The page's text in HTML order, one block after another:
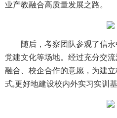
业产教融合高质量发展之路。
随后，考察团队参观了信
党建文化等场地。经过充分交
融合、校企合作的意愿，为建
式,更好地建设校内外实习实训